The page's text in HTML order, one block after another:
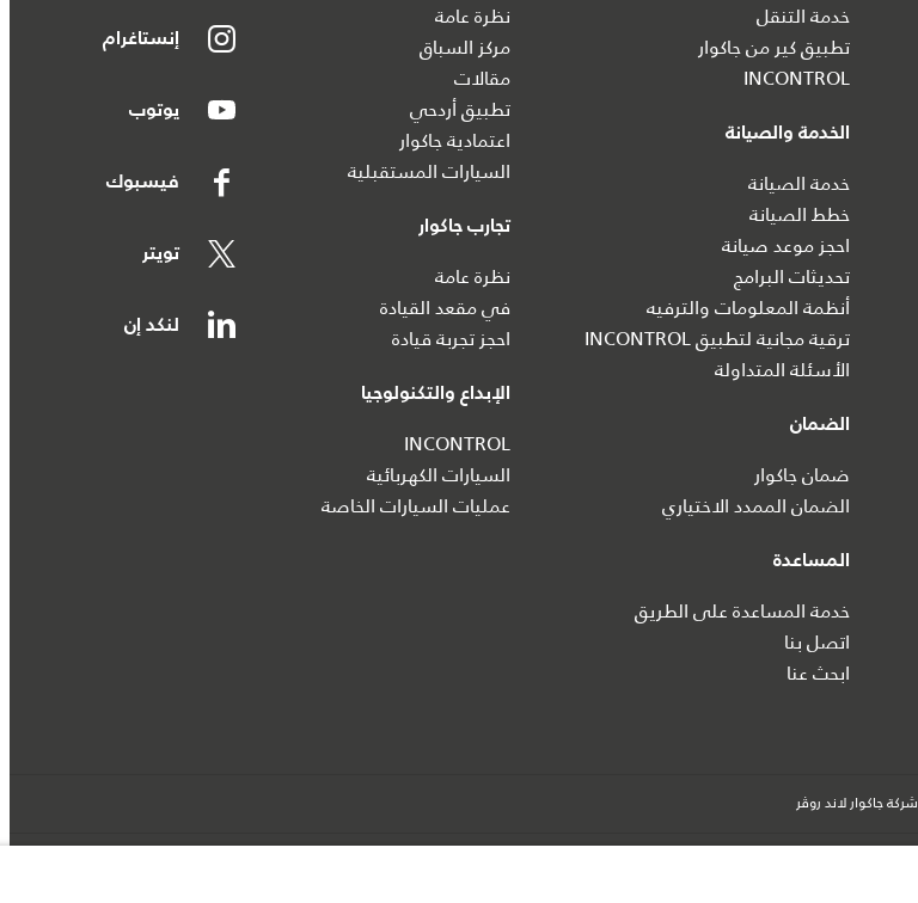
خدمة التنقل
تطبيق كير من جاكوار
INCONTROL
الخدمة والصيانة
خدمة الصيانة
خطط الصيانة
احجز موعد صيانة
تحديثات البرامج
أنظمة المعلومات والترفيه
ترقية مجانية لتطبيق INCONTROL
الأسئلة المتداولة
الضمان
ضمان جاكوار
الضمان الممدد الاختياري
المساعدة
خدمة المساعدة على الطريق
اتصل بنا
ابحث عنا
نظرة عامة
مركز السباق
مقالات
تطبيق أردحي
اعتمادية جاكوار
السيارات المستقبلية
تجارب جاكوار
نظرة عامة
في مقعد القيادة
احجز تجربة قيادة
الإبداع والتكنولوجيا
INCONTROL
السيارات الكهربائية
عمليات السيارات الخاصة
إنستاغرام
يوتوب
فيسبوك
تويتر
لنكد إن
شركة جاكوار لاند روڤر